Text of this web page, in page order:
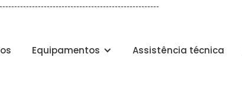
Equipamentos Assistência técnica